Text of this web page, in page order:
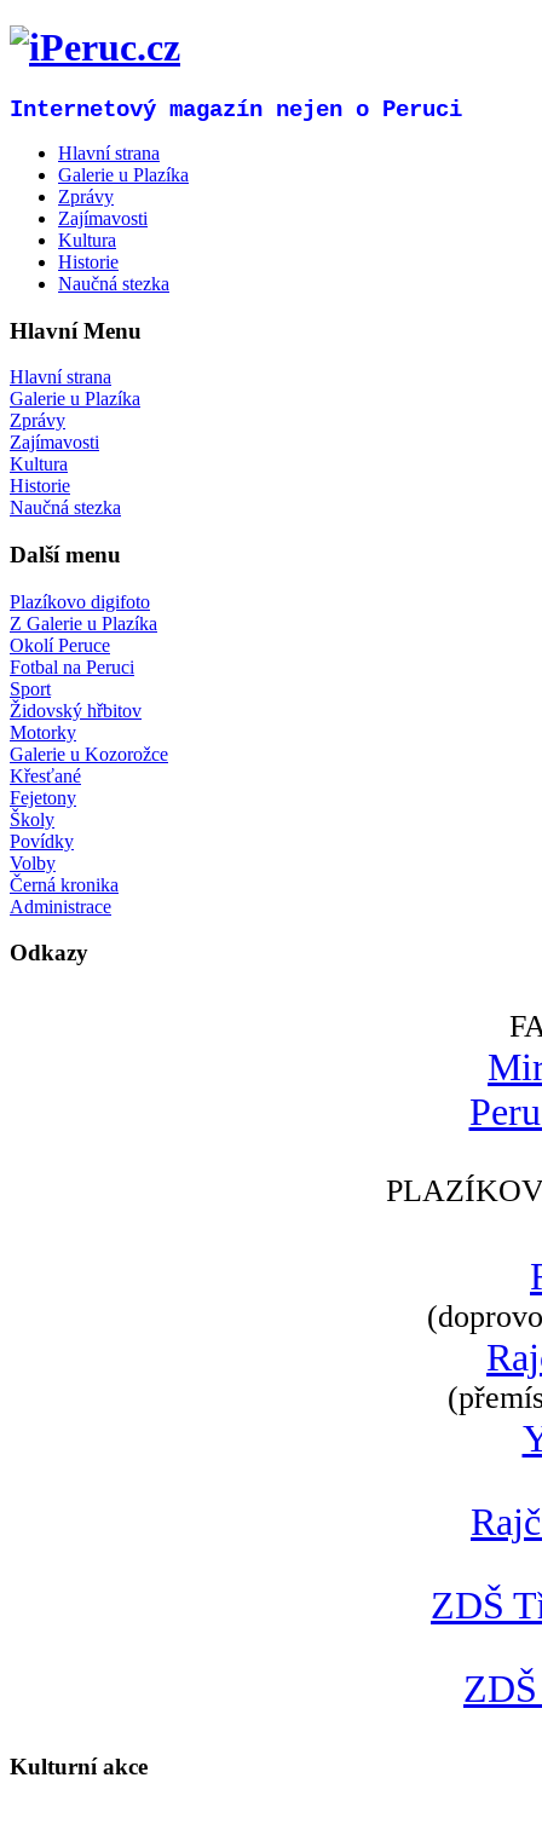
Internetový magazín nejen o Peruci
Hlavní strana
Galerie u Plazíka
Zprávy
Zajímavosti
Kultura
Historie
Naučná stezka
Hlavní Menu
Hlavní strana
Galerie u Plazíka
Zprávy
Zajímavosti
Kultura
Historie
Naučná stezka
Další menu
Plazíkovo digifoto
Z Galerie u Plazíka
Okolí Peruce
Fotbal na Peruci
Sport
Židovský hřbitov
Motorky
Galerie u Kozorožce
Křesťané
Fejetony
Školy
Povídky
Volby
Černá kronika
Administrace
Odkazy
ZDŠ
Kulturní akce